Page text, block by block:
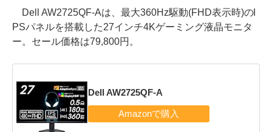
Dell AW2725QF-Aは、最大360Hz駆動(FHD表示時)のI
PSパネルを搭載した27インチ4Kゲーミング液晶モニタ
ー。セール価格は79,800円。
Dell AW2725QF-A